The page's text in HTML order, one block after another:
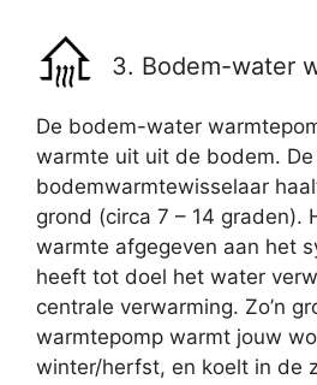
3. Bodem-water
De bodem-water
warmte uit uit de bodem.
bodemwarmtewisselaar
grond (circa 7 – 14 graden).
warmte afgegeven aan het
heeft tot doel het water
centrale verwarming. Zo’n
warmtepomp warmt jouw
winter/herfst, en koelt in de